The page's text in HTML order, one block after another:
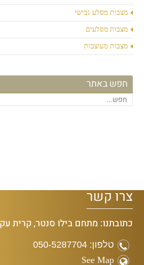
מצבות מסלע גבישי
מצבות מסלעים
מצבות מעוצבות
חפש באתר
צרו קשר
כתובתנו: מתחם בילו סנטר, קרית
טלפון: 050-5287704
See Map